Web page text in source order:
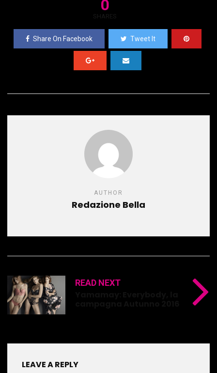
0
SHARES
Share On Facebook Tweet It
AUTHOR
Redazione Bella
READ NEXT
LEAVE A REPLY